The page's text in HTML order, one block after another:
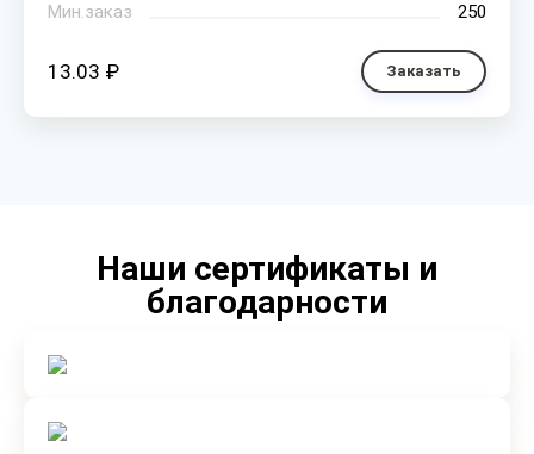
Мин.заказ
250
13.03 ₽ Заказать
Наши сертификаты и
благодарности